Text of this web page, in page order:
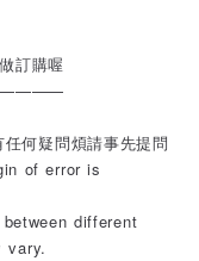
訂購喔
何疑問煩請事先提問
of error is
different
vary.